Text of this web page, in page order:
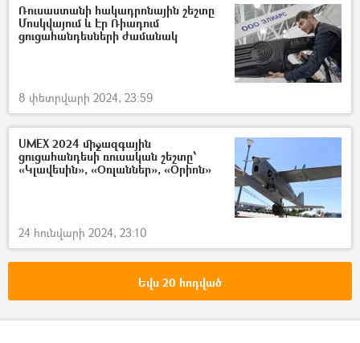
Ռուսաստանի հակադրոնային շեշտը
Մոսկվայում և Էր Ռիադում
ցուցահանդեսների ժամանակ
8 փետրվարի 2024, 23:59
UMEX 2024 միջազգային
ցուցահանդեսի ռուսական շեշտը՝
«Կլավեսին», «Օռլաններ», «Օրիոն»
24 հունվարի 2024, 23:10
Եվս 20 հոդված